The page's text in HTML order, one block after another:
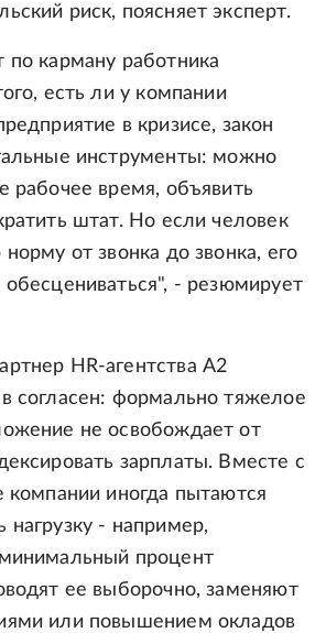
риск, поясняет эксперт.
карману работника
есть ли у компании
в кризисе, закон
инструменты: можно
рабочее время, объявить
штат. Но если человек
от звонка до звонка, его
- резюмирует
HR-агентства А2
согласен: формально тяжелое
не освобождает от
зарплаты. Вместе с
компании иногда пытаются
нагрузку - например,
процент
ее выборочно, заменяют
или повышением окладов